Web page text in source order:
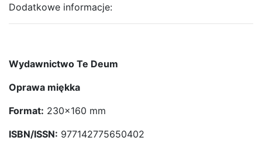
Dodatkowe informacje:
Wydawnictwo Te Deum
Oprawa miękka
Format: 230×160 mm
ISBN/ISSN: 977142775650402